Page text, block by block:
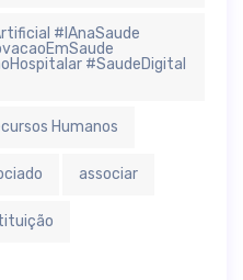
#IAnaSaude
#SaudeDigital
Humanos
associar